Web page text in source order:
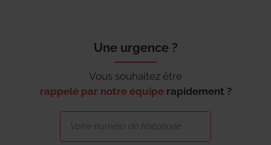
Une urgence ?
Vous souhaitez être
rappelé par notre équipe rapidement ?